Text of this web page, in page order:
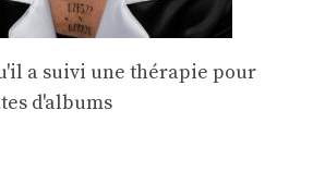
a suivi une thérapie pour
d'albums